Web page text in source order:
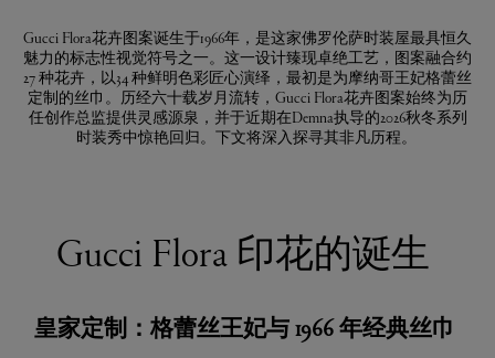
Gucci Flora花卉图案诞生于1966年，是这家佛罗伦萨时装屋最具恒久
魅力的标志性视觉符号之一。这一设计臻现卓绝工艺，图案融合约
27 种花卉，以34 种鲜明色彩匠心演绎，最初是为摩纳哥王妃格蕾丝
定制的丝巾。历经六十载岁月流转，Gucci Flora花卉图案始终为历
任创作总监提供灵感源泉，并于近期在Demna执导的2026秋冬系列
时装秀中惊艳回归。下文将深入探寻其非凡历程。
Gucci Flora 印花的诞生
皇家定制：格蕾丝王妃与 1966 年经典丝巾